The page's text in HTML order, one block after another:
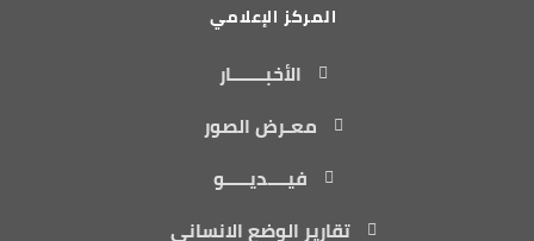
المركز الإعلامي
الأخبـــــــار
معـرض الصور
فيــــديـــــو
تقارير الوضع الانساني